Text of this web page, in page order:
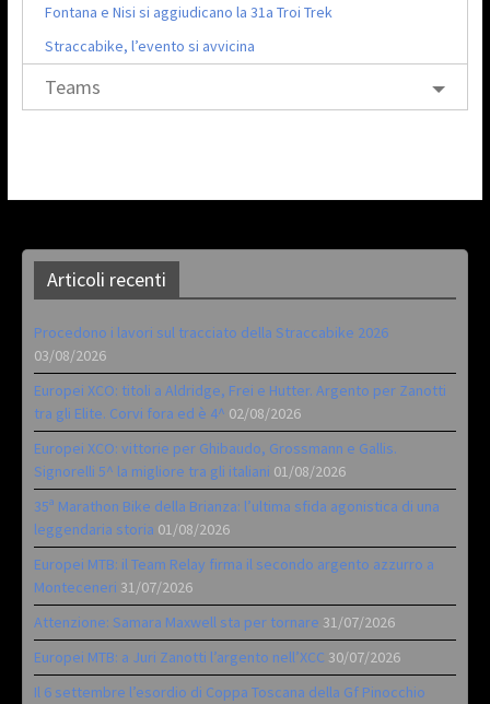
Fontana e Nisi si aggiudicano la 31a Troi Trek
Straccabike, l’evento si avvicina
Teams
Articoli recenti
Procedono i lavori sul tracciato della Straccabike 2026
03/08/2026
Europei XCO: titoli a Aldridge, Frei e Hutter. Argento per Zanotti
tra gli Elite. Corvi fora ed è 4^ 02/08/2026
Europei XCO: vittorie per Ghibaudo, Grossmann e Gallis.
Signorelli 5^ la migliore tra gli italiani 01/08/2026
35ª Marathon Bike della Brianza: l’ultima sfida agonistica di una
leggendaria storia 01/08/2026
Europei MTB: il Team Relay firma il secondo argento azzurro a
Monteceneri 31/07/2026
Attenzione: Samara Maxwell sta per tornare 31/07/2026
Europei MTB: a Juri Zanotti l’argento nell’XCC 30/07/2026
Il 6 settembre l’esordio di Coppa Toscana della Gf Pinocchio